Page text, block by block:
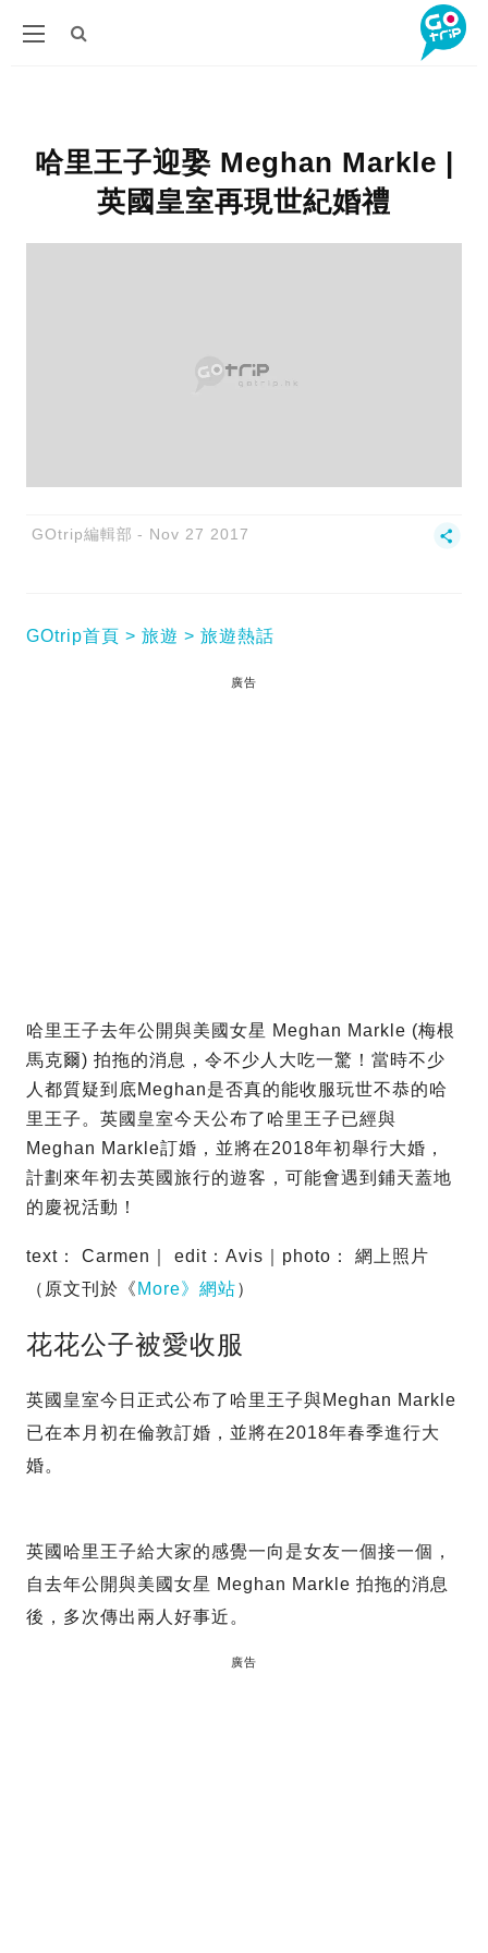
哈里王子迎娶 Meghan Markle |
英國皇室再現世紀婚禮
GOtrip編輯部 Nov 27 2017
GOtrip首頁 旅遊 旅遊熱話
廣告
哈里王子去年公開與美國女星 Meghan Markle (梅根
馬克爾) 拍拖的消息，令不少人大吃一驚！當時不少
人都質疑到底Meghan是否真的能收服玩世不恭的哈
里王子。英國皇室今天公布了哈里王子已經與
Meghan Markle訂婚，並將在2018年初舉行大婚，
計劃來年初去英國旅行的遊客，可能會遇到鋪天蓋地
的慶祝活動！
text： Carmen｜ edit：Avis｜photo： 網上照片
（原文刊於《 More》網站）
花花公子被愛收服
英國皇室今日正式公布了哈里王子與Meghan Markle
已在本月初在倫敦訂婚，並將在2018年春季進行大
婚。
英國哈里王子給大家的感覺一向是女友一個接一個，
自去年公開與美國女星 Meghan Markle 拍拖的消息
後，多次傳出兩人好事近。
廣告